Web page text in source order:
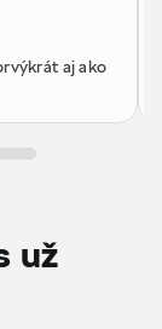
aj ako
už